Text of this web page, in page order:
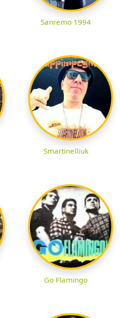
Sanremo 1994
Smartinelliuk
Go Flamingo